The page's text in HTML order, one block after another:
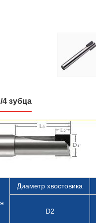
зубца
Диаметр хвостовика
D2